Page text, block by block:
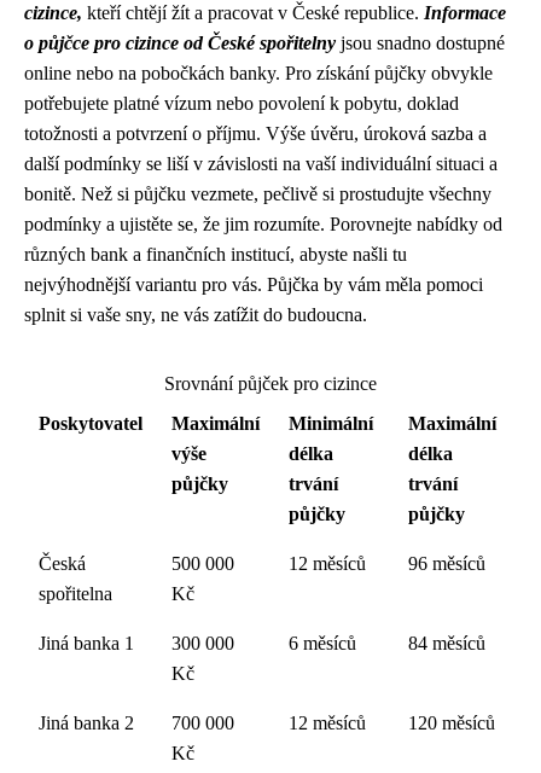
cizince, kteří chtějí žít a pracovat v České republice. Informace
o půjčce pro cizince od České spořitelny jsou snadno dostupné
online nebo na pobočkách banky. Pro získání půjčky obvykle
potřebujete platné vízum nebo povolení k pobytu, doklad
totožnosti a potvrzení o příjmu. Výše úvěru, úroková sazba a
další podmínky se liší v závislosti na vaší individuální situaci a
bonitě. Než si půjčku vezmete, pečlivě si prostudujte všechny
podmínky a ujistěte se, že jim rozumíte. Porovnejte nabídky od
různých bank a finančních institucí, abyste našli tu
nejvýhodnější variantu pro vás. Půjčka by vám měla pomoci
splnit si vaše sny, ne vás zatížit do budoucna.
Srovnání půjček pro cizince
Poskytovatel
Maximální
výše
půjčky
Minimální
délka
trvání
půjčky
Maximální
délka
trvání
půjčky
Česká
spořitelna
500 000
Kč
12 měsíců 96 měsíců
Jiná banka 1
300 000
Kč
6 měsíců 84 měsíců
Jiná banka 2
700 000
Kč
12 měsíců 120 měsíců